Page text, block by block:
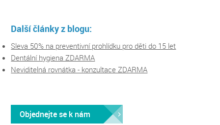
Další články z blogu:
Sleva 50% na preventivní prohlídku pro děti do 15 let
Dentální hygiena ZDARMA
Neviditelná rovnátka - konzultace ZDARMA
Objednejte se k nám